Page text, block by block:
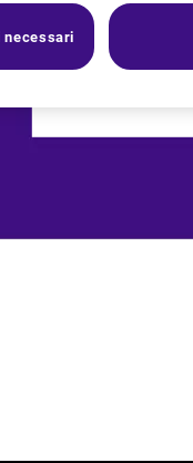
necessari